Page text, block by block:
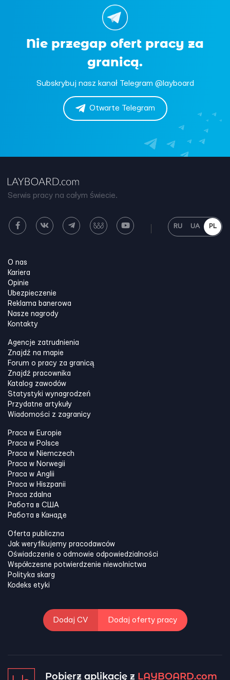
Nie przegap ofert pracy za
granicą.
Subskrybuj nasz kanał Telegram @layboard
Otwarte Telegram
Serwis pracy na całym świecie.
RU UA PL
O nas
Kariera
Opinie
Ubezpieczenie
Reklama banerowa
Nasze nagrody
Kontakty
Agencje zatrudnienia
Znajdź na mapie
Forum o pracy za granicą
Znajdź pracownika
Katalog zawodów
Statystyki wynagrodzeń
Przydatne artykuły
Wiadomości z zagranicy
Praca w Europie
Praca w Polsce
Praca w Niemczech
Praca w Norwegii
Praca w Anglii
Praca w Hiszpanii
Praca zdalna
Работа в США
Работа в Канадe
Oferta publiczna
Jak weryfikujemy pracodawców
Oświadczenie o odmowie odpowiedzialności
Współczesne potwierdzenie niewolnictwa
Polityka skarg
Kodeks etyki
Dodaj CV Dodaj oferty pracy
Pobierz aplikację z LAYBOARD.com